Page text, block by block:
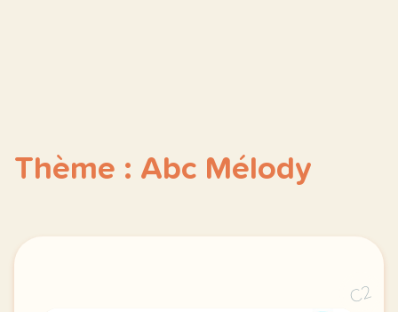
Thème : Abc Mélody
C2